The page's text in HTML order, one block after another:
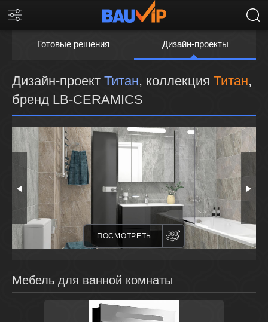
Готовые решения Дизайн-проекты
Дизайн-проект Титан, коллекция Титан,
бренд LB-CERAMICS
ПОСМОТРЕТЬ ПАНОРАМА
Мебель для ванной комнаты